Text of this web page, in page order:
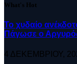
What's Hot
Το χυδαίο
Πάγωσε ο
4 ΔΕΚΕΜΒΡΊΟΥ,